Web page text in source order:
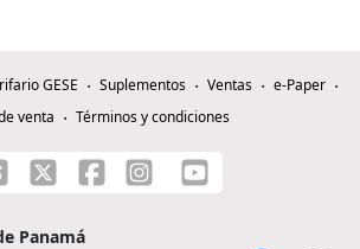
GESE Suplementos Ventas
e-Paper
venta
Términos y condiciones
Panamá